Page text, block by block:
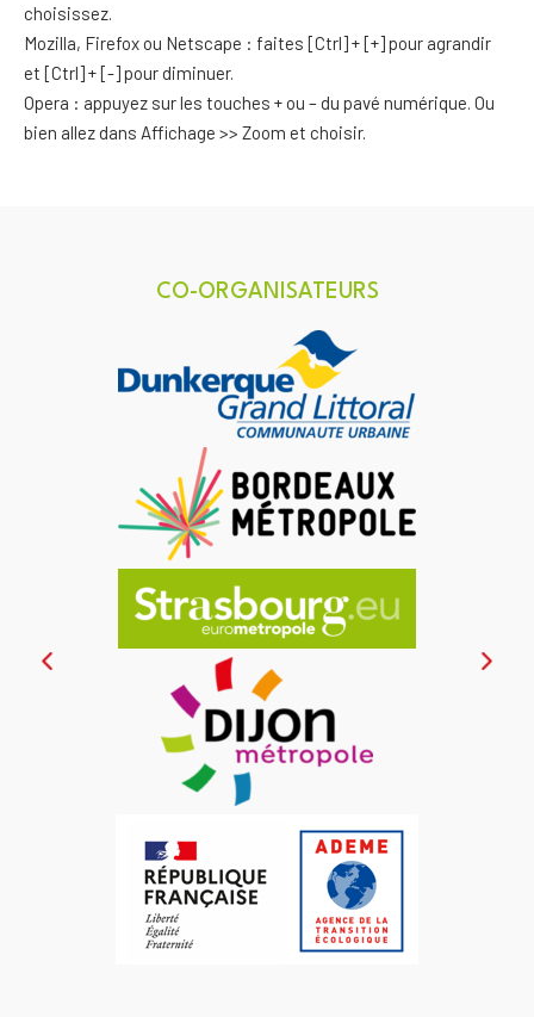
choisissez.
Mozilla, Firefox ou Netscape : faites [Ctrl] + [+] pour agrandir
et [Ctrl] + [-] pour diminuer.
Opera : appuyez sur les touches + ou – du pavé numérique. Ou
bien allez dans Affichage >> Zoom et choisir.
CO-ORGANISATEURS